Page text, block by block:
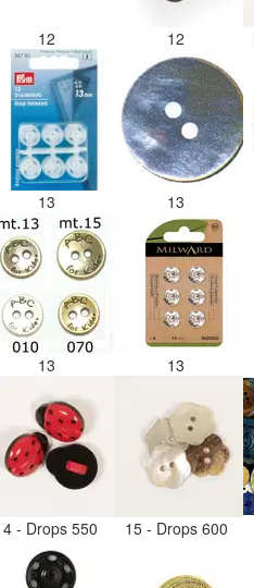
12 12
13 13
13 13
- Drops 550 15 - Drops 600